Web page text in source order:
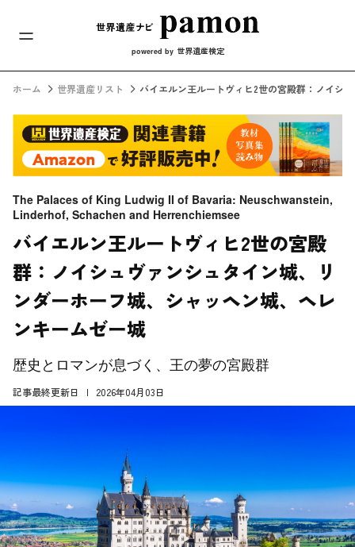
メインナビ
powered by 世界遺産検定
ホーム 世界遺産リスト バイエルン王ルートヴィヒ2世の宮殿群：ノイシ
The Palaces of King Ludwig II of Bavaria: Neuschwanstein,
Linderhof, Schachen and Herrenchiemsee
バイエルン王ルートヴィヒ2世の宮殿
群：ノイシュヴァンシュタイン城、リ
ンダーホーフ城、シャッヘン城、ヘレ
ンキームゼー城
歴史とロマンが息づく、王の夢の宮殿群
記事最終更新日 2026年04月03日